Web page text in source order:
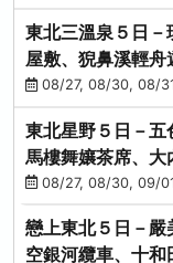
東北三溫泉５日
屋敷、猊鼻溪輕舟
牡蠣、握壽司體驗
08/27, 08/30, 08/
東北星野５日－
馬樓舞孃茶席、大
川輕舟、螃蟹御膳
08/27, 08/30, 09/
戀上東北５日－
空銀河纜車、十和